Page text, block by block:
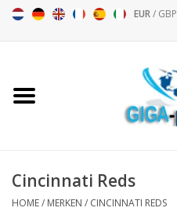
EUR/ GBP
Motor Sport - Sport
Cincinnati Reds
HOME/ MERKEN / CINCINNATI REDS